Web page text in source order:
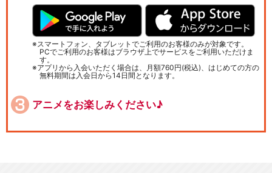
スマートフォン、タブレットでご利用のお客様のみが対象です。
PCでご利用のお客様はブラウザ上でサービスをご利用いただけま
す。
アプリから入会いただく場合は、月額760円(税込)、はじめての方の
無料期間は入会日から14日間となります。
アニメをお楽しみください♪